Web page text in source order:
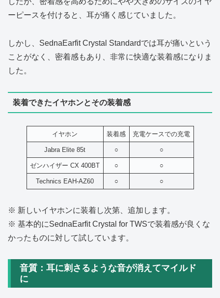
ーピースを付けると、耳が痛く感じていました。
しかし、SednaEarfit Crystal Standardでは耳が痛いという
ことがなく、密着感もあり、非常に快適な装着感になりま
した。
装着できたイヤホンとその装着感
イヤホン 装着感 充電ケースでの充電
Jabra Elite 85t ○ ○
ゼンハイザー CX 400BT ○ ○
Technics EAH-AZ60 ○ ○
※ 新しいイヤホンに装着し次第、追加します。
※ 基本的にSednaEarfit Crystal for TWSで装着感が良くな
かったものに対して試しています。
音質：耳に刺さるような音が消えてマイルド
に